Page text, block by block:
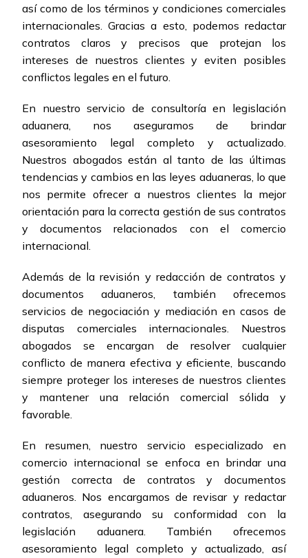
así como de los términos y condiciones comerciales
internacionales. Gracias a esto, podemos redactar
contratos claros y precisos que protejan los
intereses de nuestros clientes y eviten posibles
conflictos legales en el futuro.
En nuestro servicio de consultoría en legislación
aduanera, nos aseguramos de brindar
asesoramiento legal completo y actualizado.
Nuestros abogados están al tanto de las últimas
tendencias y cambios en las leyes aduaneras, lo que
nos permite ofrecer a nuestros clientes la mejor
orientación para la correcta gestión de sus contratos
y documentos relacionados con el comercio
internacional.
Además de la revisión y redacción de contratos y
documentos aduaneros, también ofrecemos
servicios de negociación y mediación en casos de
disputas comerciales internacionales. Nuestros
abogados se encargan de resolver cualquier
conflicto de manera efectiva y eficiente, buscando
siempre proteger los intereses de nuestros clientes
y mantener una relación comercial sólida y
favorable.
En resumen, nuestro servicio especializado en
comercio internacional se enfoca en brindar una
gestión correcta de contratos y documentos
aduaneros. Nos encargamos de revisar y redactar
contratos, asegurando su conformidad con la
legislación aduanera. También ofrecemos
asesoramiento legal completo y actualizado, así